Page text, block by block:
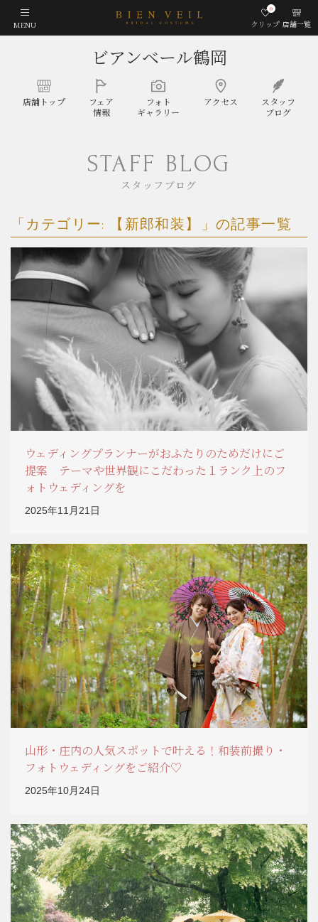
MENU クリップ
0
店舗一覧
ビアンベール鶴岡
店舗トップ
フェア
情報
フォト
ギャラリー
アクセス
スタッフ
ブログ
STAFF BLOG
スタッフブログ
「カテゴリー: 【新郎和装】 」の記事一覧
ウェディングプランナーがおふたりのためだけにご
提案 テーマや世界観にこだわった１ランク上のフ
ォトウェディングを
2025年11月21日
山形・庄内の人気スポットで叶える！和装前撮り・
フォトウェディングをご紹介♡
2025年10月24日